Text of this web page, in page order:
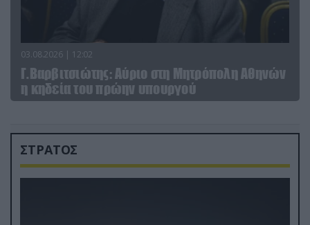
03.08.2026 | 12:02
Γ.Βαρβιτσιώτης: Aύριο στη Μητρόπολη Αθηνών
η κηδεία του πρώην υπουργού
ΣΤΡΑΤΟΣ